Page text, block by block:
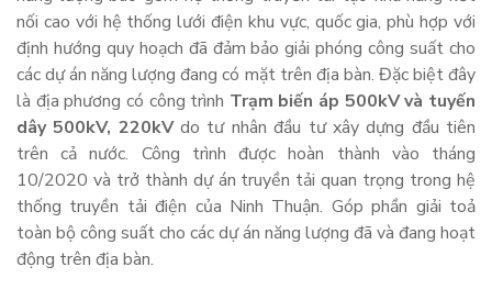
nối cao với hệ thống lưới điện khu vực, quốc gia, phù hợp với
định hướng quy hoạch đã đảm bảo giải phóng công suất cho
các dự án năng lượng đang có mặt trên địa bàn. Đặc biệt đây
là địa phương có công trình Trạm biến áp 500kV và tuyến
dây 500kV, 220kVdo tư nhân đầu tư xây dựng đầu tiên
trên cả nước. Công trình được hoàn thành vào tháng
10/2020 và trở thành dự án truyền tải quan trọng trong hệ
thống truyền tải điện của Ninh Thuận. Góp phần giải toả
toàn bộ công suất cho các dự án năng lượng đã và đang hoạt
động trên địa bàn.